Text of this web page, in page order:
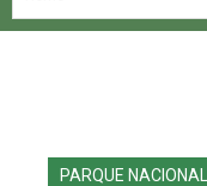
EDIÇÕES
PARQUE NACIONAL